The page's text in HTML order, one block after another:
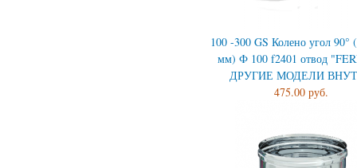
100 -300 GS Колено угол 90°
мм) Ф 100 f2401 отвод
ДРУГИЕ МОДЕЛИ
475.00 руб.